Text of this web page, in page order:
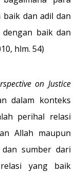
dan adil dan
baik dan
hlm. 54)
on Justice
dalam konteks
perihal relasi
Allah maupun
sumber dari
yang baik